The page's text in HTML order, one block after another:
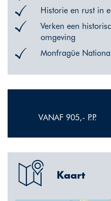
Historie en rust in
Verken een
omgeving
Monfragüe
VANAF 905,- P.P.
Kaart